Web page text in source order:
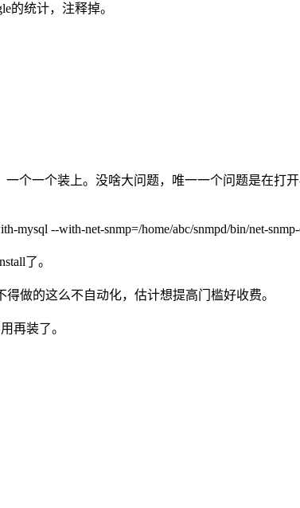
的统计，注释掉。
个一个装上。没啥大问题，唯一一个问题是在打
mysql --with-net-snmp=/home/abc/snmpd/bin/net-
了。
得做的这么不自动化，估计想提高门槛好收费。
再装了。